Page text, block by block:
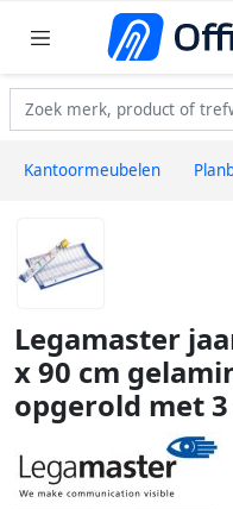
Kantoormeubelen
Legamaster
x 90 cm
opgerold met